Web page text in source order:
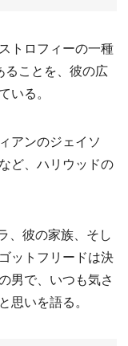
トロフィーの一種
ることを、彼の広
る。
アンのジェイソ
ど、ハリウッドの
、彼の家族、そし
ットフリードは決
男で、いつも気さ
思いを語る。